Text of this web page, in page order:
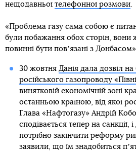
нещодавньої телефонної розмови.
«Проблема газу сама собою є
були побажання обох сторін,
повинні бути повʼязані з
30 жовтня Данія дала дозвіл на
російського газопроводу
винятковій економічній зоні
останньою країною, від якої
Глава «Нафтогазу» Андрій
сподівається тепер на санкції,
потрібно закінчити реформу
заявили, що їм знадобиться